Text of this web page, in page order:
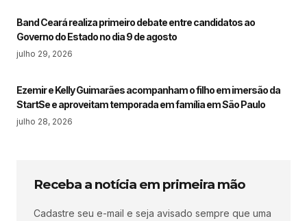
Band Ceará realiza primeiro debate entre candidatos ao
Governo do Estado no dia 9 de agosto
julho 29, 2026
Ezemir e Kelly Guimarães acompanham o filho em imersão da
StartSe e aproveitam temporada em família em São Paulo
julho 28, 2026
Receba a notícia em primeira mão
Cadastre seu e-mail e seja avisado sempre que uma